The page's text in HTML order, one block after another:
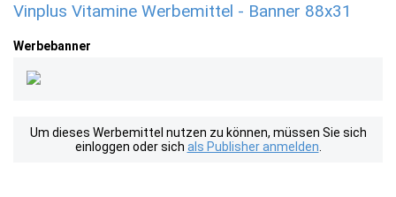
Vinplus Vitamine Werbemittel - Banner 88x31
Werbebanner
Um dieses Werbemittel nutzen zu können, müssen Sie sich
einloggen oder sich als Publisher anmelden